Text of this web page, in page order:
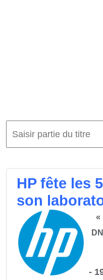
HP fête les
son
«
-